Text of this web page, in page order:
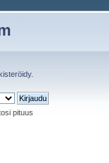
.
pituus